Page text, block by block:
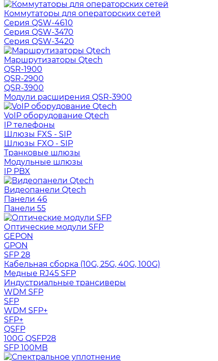
Коммутаторы для операторских сетей
Серия QSW-4610
Серия QSW-3470
Серия QSW-3420
Маршрутизаторы Qtech
QSR-1900
QSR-2900
QSR-3900
Модули расширения QSR-3900
VoIP оборудование Qtech
IP телефоны
Шлюзы FXS - SIP
Шлюзы FXO - SIP
Транковые шлюзы
Модульные шлюзы
IP PBX
Видеопанели Qtech
Панели 46
Панели 55
Оптические модули SFP
GEPON
GPON
SFP 28
Кабельная сборка (10G, 25G, 40G, 100G)
Медные RJ45 SFP
Индустриальные трансиверы
WDM SFP
SFP
WDM SFP+
SFP+
QSFP
100G QSFP28
SFP 100MB